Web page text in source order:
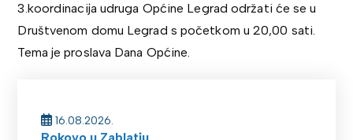
3.koordinacija udruga Općine Legrad održati će se u
Društvenom domu Legrad s početkom u 20,00 sati.
Tema je proslava Dana Općine.
16.08.2026.